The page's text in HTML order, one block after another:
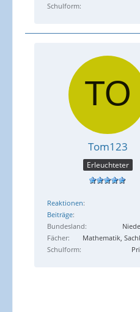
Schulform
Tom123
Erleuchteter
Reaktionen
Beiträge
Bundesland
Fächer
Mathematik,
Schulform